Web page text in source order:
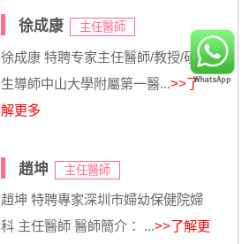
徐成康 主任醫師
徐成康 特聘专家主任醫師/教授/碩士
生導師中山大學附屬第一醫...>>了
解更多
趙坤 主任醫師
趙坤 特聘專家深圳市婦幼保健院婦
科 主任醫師 醫師簡介： ...>>了解更